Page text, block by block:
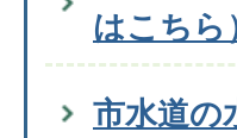
はこちら
市水道の